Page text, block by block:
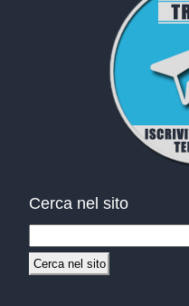
Cerca nel sito